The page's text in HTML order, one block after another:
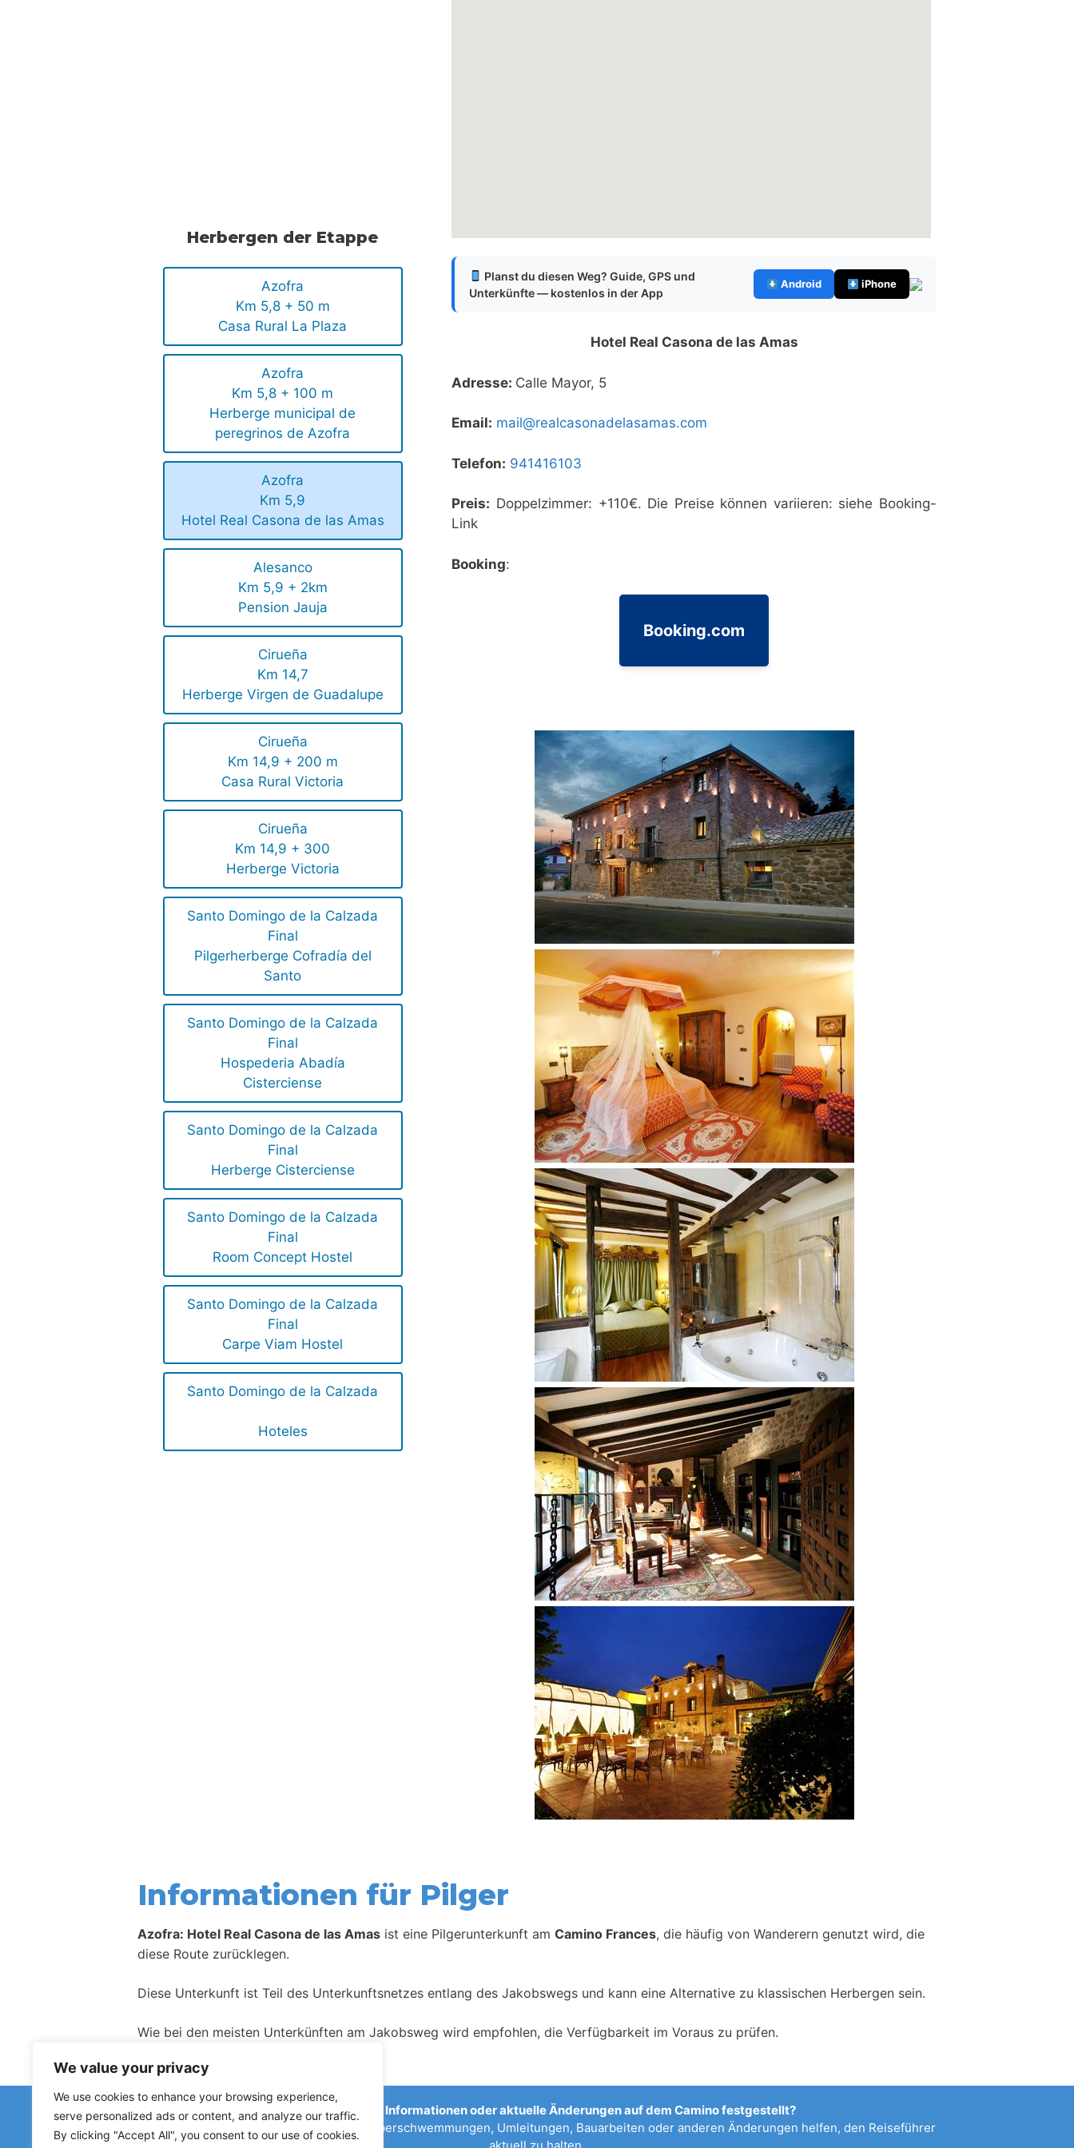
We value your privacy
We use cookies to enhance your browsing experience,
serve personalized ads or content, and analyze our traffic.
By clicking "Accept All", you consent to our use of cookies.
Herbergen der Etappe
Azofra
Km 5,8 + 50 m
Casa Rural La Plaza
Azofra
Km 5,8 + 100 m
Herberge municipal de
peregrinos de Azofra
Azofra
Km 5,9
Hotel Real Casona de las Amas
Alesanco
Km 5,9 + 2km
Pension Jauja
Cirueña
Km 14,7
Herberge Virgen de Guadalupe
Cirueña
Km 14,9 + 200 m
Casa Rural Victoria
Cirueña
Km 14,9 + 300
Herberge Victoria
Santo Domingo de la Calzada
Final
Pilgerherberge Cofradía del
Santo
Santo Domingo de la Calzada
Final
Hospederia Abadía
Cisterciense
Santo Domingo de la Calzada
Final
Herberge Cisterciense
Santo Domingo de la Calzada
Final
Room Concept Hostel
Santo Domingo de la Calzada
Final
Carpe Viam Hostel
Santo Domingo de la Calzada
Hoteles
Planst du diesen Weg? Guide, GPS und
Unterkünfte — kostenlos in der App
Android iPhone
Hotel Real Casona de las Amas
Adresse: Calle Mayor, 5
Email: mail@realcasonadelasamas.com
Telefon: 941416103
Preis: Doppelzimmer: +110€. Die Preise können variieren: siehe Booking-
Link
Booking:
Booking.com
Informationen für Pilger
Azofra: Hotel Real Casona de las Amas ist eine Pilgerunterkunft am Camino Frances, die häufig von Wanderern genutzt wird, die
diese Route zurücklegen.
Diese Unterkunft ist Teil des Unterkunftsnetzes entlang des Jakobswegs und kann eine Alternative zu klassischen Herbergen sein.
Wie bei den meisten Unterkünften am Jakobsweg wird empfohlen, die Verfügbarkeit im Voraus zu prüfen.
Haben Sie falsche Informationen oder aktuelle Änderungen auf dem Camino festgestellt?
Hinweise zu geschlossenen Herbergen, Überschwemmungen, Umleitungen, Bauarbeiten oder anderen Änderungen helfen, den Reiseführer